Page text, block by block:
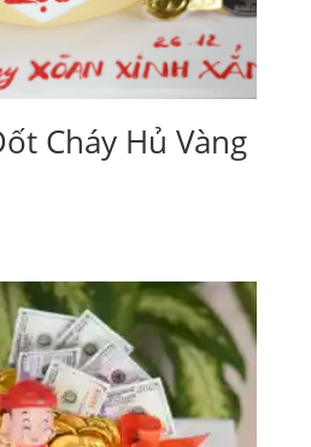
Cháy Hủ Vàng